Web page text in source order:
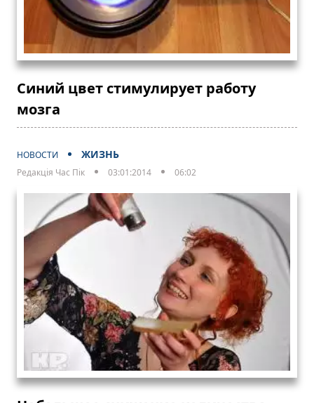
Синий цвет стимулирует работу
мозга
НОВОСТИ ЖИЗНЬ
Редакція Час Пік 03:01:2014 06:02